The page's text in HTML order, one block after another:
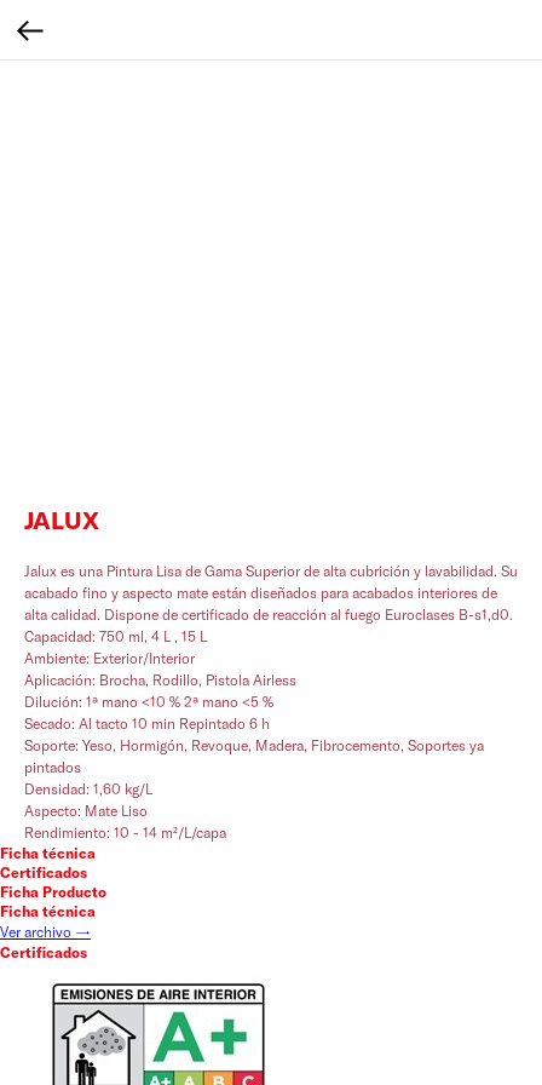
JALUX
Jalux es una Pintura Lisa de Gama Superior de alta cubrición y lavabilidad. Su
acabado fino y aspecto mate están diseñados para acabados interiores de
alta calidad. Dispone de certificado de reacción al fuego Euroclases B-s1,d0.
Capacidad: 750 ml, 4 L , 15 L
Ambiente: Exterior/Interior
Aplicación: Brocha, Rodillo, Pistola Airless
Dilución: 1ª mano <10 % 2ª mano <5 %
Secado: Al tacto 10 min Repintado 6 h
Soporte: Yeso, Hormigón, Revoque, Madera, Fibrocemento, Soportes ya
pintados
Densidad: 1,60 kg/L
Aspecto: Mate Liso
Rendimiento: 10 - 14 m²/L/capa
Ficha técnica
Certificados
Ficha Producto
Ficha técnica
Ver archivo →
Certificados